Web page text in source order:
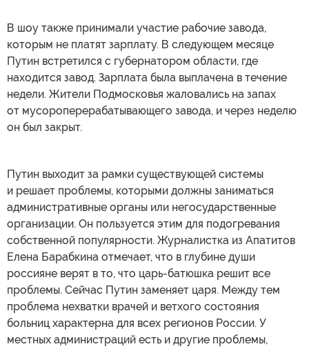
В шоу также принимали участие рабочие завода,
которым не платят зарплату. В следующем месяце
Путин встретился с губернатором области, где
находится завод. Зарплата была выплачена в течение
недели. Жители Подмосковья жаловались на запах
от мусороперерабатывающего завода, и через неделю
он был закрыт.
Путин выходит за рамки существующей системы
и решает проблемы, которыми должны заниматься
административные органы или негосударственные
организации. Он пользуется этим для подогревания
собственной популярности. Журналистка из Апатитов
Елена Барабкина отмечает, что в глубине души
россияне верят в то, что царь-батюшка решит все
проблемы. Сейчас Путин заменяет царя. Между тем
проблема нехватки врачей и ветхого состояния
больниц характерна для всех регионов России. У
местных администраций есть и другие проблемы,